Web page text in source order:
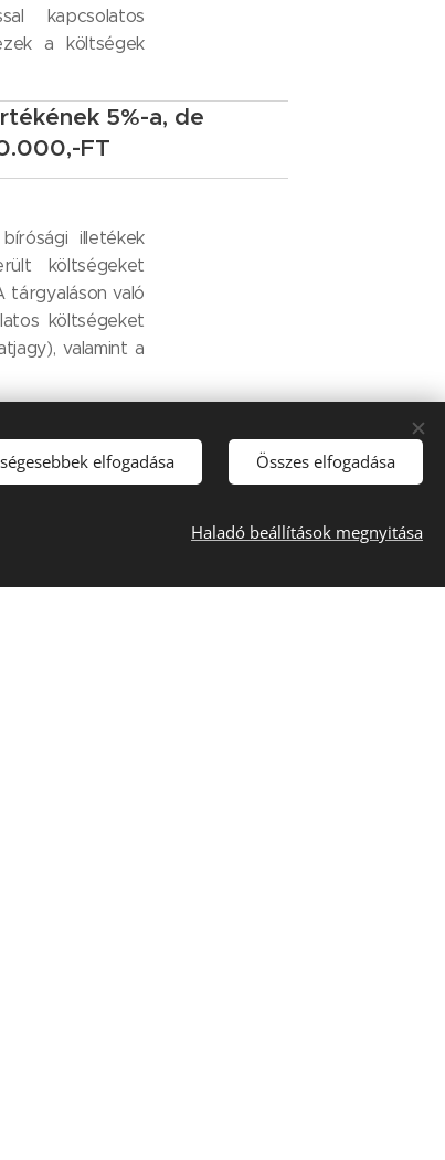
kapcsolatos
a költségek
5%-a, de
FT
illetékek
költségeket
tárgyaláson való
költségeket
valamint a
70.000 Ft
elfogadása Összes elfogadása
Haladó beállítások megnyitása